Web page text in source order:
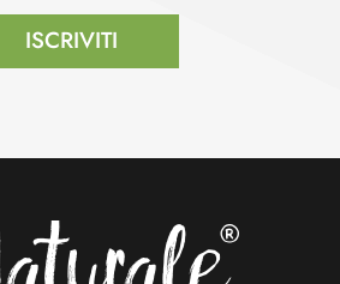
ISCRIVITI